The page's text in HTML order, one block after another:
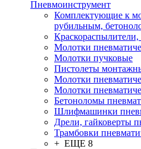
Пневмоинструмент
Комплектующие к
рубильным,
Краскораспылители,
Молотки
Молотки пучковые
Пистолеты
Молотки
Молотки
Бетоноломы
Шлифмашинки
Дрели, гайковерты
Трамбовки
+ ЕЩЕ 8